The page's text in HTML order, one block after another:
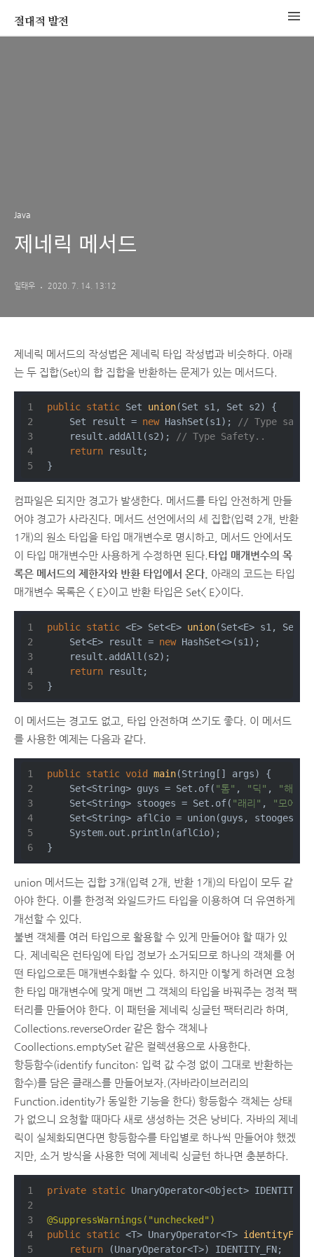
절대적 발전
Java
제네릭 메서드
일태우 2020. 7. 14. 13:12
제네릭 메서드의 작성법은 제네릭 타입 작성법과 비슷하다. 아래
는 두 집합(Set)의 합 집합을 반환하는 문제가 있는 메서드다.
public static Set union(Set s1, Set s2)
{
    Set result =
new HashSet(s1);
// Type
    result.addAll(s2);
// Type Safety..
return result;
}
컴파일은 되지만 경고가 발생한다. 메서드를 타입 안전하게 만들
어야 경고가 사라진다. 메서드 선언에서의 세 집합(입력 2개, 반환
1개)의 원소 타입을 타입 매개변수로 명시하고, 메서드 안에서도
이 타입 매개변수만 사용하게 수정하면 된다. 타입 매개변수의 목
록은 메서드의 제한자와 반환 타입에서 온다. 아래의 코드는 타입
매개변수 목록은 < E>이고 반환 타입은 Set< E>이다.
public static <E> Set<E> union(Set<E> s1,
    Set<E> result =
new HashSet<>(s1);
    result.addAll(s2);
return result;
}
이 메서드는 경고도 없고, 타입 안전하며 쓰기도 좋다. 이 메서드
를 사용한 예제는 다음과 같다.
public static void main(String[] args)
{
    Set<String> guys = Set.of(
"톰" , "딕" , "해리"
    Set<String> stooges = Set.of(
"래리" , "모에"
    Set<String> aflCio = union(guys, stooges);
    System.out.println(aflCio);
}
union 메서드는 집합 3개(입력 2개, 반환 1개)의 타입이 모두 같
아야 한다. 이를 한정적 와일드카드 타입을 이용하여 더 유연하게
개선할 수 있다.
불변 객체를 여러 타입으로 활용할 수 있게 만들어야 할 때가 있
다. 제네릭은 런타임에 타입 정보가 소거되므로 하나의 객체를 어
떤 타입으로든 매개변수화할 수 있다. 하지만 이렇게 하려면 요청
한 타입 매개변수에 맞게 매번 그 객체의 타입을 바꿔주는 정적 팩
터리를 만들어야 한다. 이 패턴을 제네릭 싱글턴 팩터리라 하며,
Collections.reverseOrder 같은 함수 객체나
Coollections.emptySet 같은 컬렉션용으로 사용한다.
항등함수(identify funciton: 입력 값 수정 없이 그대로 반환하는
함수)를 담은 클래스를 만들어보자.(자바라이브러리의
Function.identity가 동일한 기능을 한다) 항등함수 객체는 상태
가 없으니 요청할 때마다 새로 생성하는 것은 낭비다. 자바의 제네
릭이 실체화되면다면 항등함수를 타입별로 하나씩 만들어야 했겠
지만, 소거 방식을 사용한 덕에 제네릭 싱글턴 하나면 충분하다.
private static UnaryOperator<Object>
@SuppressWarnings("unchecked")
public static <T> UnaryOperator<T>
return (UnaryOperator<T>) IDENTITY_FN;